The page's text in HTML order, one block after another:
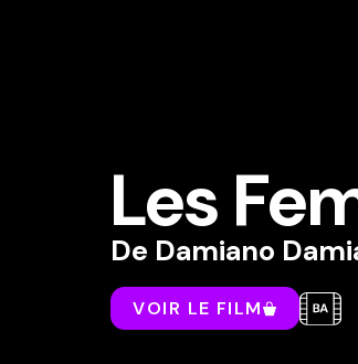
Les
De Damiano
VOIR LE FILM